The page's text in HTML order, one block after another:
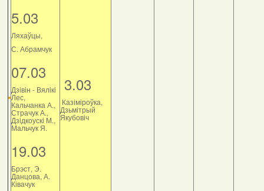
5.03
Ляхаўцы,
С. Абрамчук
07.03
Дзiвiн - Вялiкi
Лес,
Кальчанка А.,
Страчук А.,
Дзiдкоускi М.,
Мальчук Я.
19.03
Брэст, Э.
Данцова, А.
Ківачук
3.03
Казіміроўка,
Дзьмітрый
Якубовіч